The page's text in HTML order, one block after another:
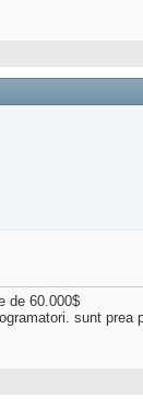
de 60.000$
sunt